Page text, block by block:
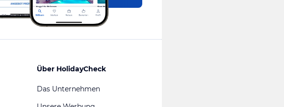
Über HolidayCheck
Das Unternehmen